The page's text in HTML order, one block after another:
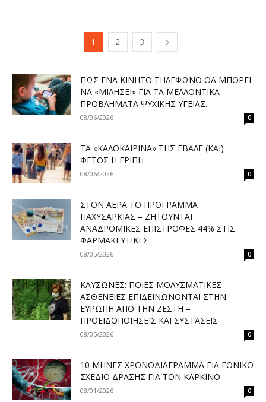
1 2 3
ΠΏΣ ΈΝΑ ΚΙΝΗΤΌ ΤΗΛΈΦΩΝΟ ΘΑ ΜΠΟΡΕΊ
ΝΑ «ΜΙΛΉΣΕΙ» ΓΙΑ ΤΑ ΜΕΛΛΟΝΤΙΚΆ
ΠΡΟΒΛΉΜΑΤΑ ΨΥΧΙΚΉΣ ΥΓΕΊΑΣ...
08/06/2026 0
ΤΑ «ΚΑΛΟΚΑΙΡΙΝΆ» ΤΗΣ ΈΒΑΛΕ (ΚΑΙ)
ΦΈΤΟΣ Η ΓΡΊΠΗ
08/06/2026 0
ΣΤΟΝ ΑΈΡΑ ΤΟ ΠΡΌΓΡΑΜΜΑ
ΠΑΧΥΣΑΡΚΊΑΣ – ΖΗΤΟΎΝΤΑΙ
ΑΝΑΔΡΟΜΙΚΈΣ ΕΠΙΣΤΡΟΦΈΣ 44% ΣΤΙΣ
ΦΑΡΜΑΚΕΥΤΙΚΈΣ
08/05/2026 0
ΚΑΎΣΩΝΕΣ: ΠΟΙΕΣ ΜΟΛΥΣΜΑΤΙΚΈΣ
ΑΣΘΈΝΕΙΕΣ ΕΠΙΔΕΙΝΏΝΟΝΤΑΙ ΣΤΗΝ
ΕΥΡΏΠΗ ΑΠΌ ΤΗΝ ΖΈΣΤΗ –
ΠΡΟΕΙΔΟΠΟΙΉΣΕΙΣ ΚΑΙ ΣΥΣΤΆΣΕΙΣ
08/05/2026 0
10 ΜΉΝΕΣ ΧΡΟΝΟΔΙΆΓΡΑΜΜΑ ΓΙΑ ΕΘΝΙΚΌ
ΣΧΈΔΙΟ ΔΡΆΣΗΣ ΓΙΑ ΤΟΝ ΚΑΡΚΊΝΟ
08/01/2026 0